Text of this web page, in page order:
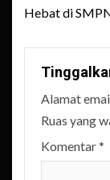
Hebat di
Alamat
Ruas yang
Komentar*